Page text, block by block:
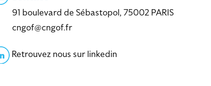
91 boulevard de Sébastopol, 75002 PARIS
cngof@cngof.fr
Retrouvez nous sur linkedin